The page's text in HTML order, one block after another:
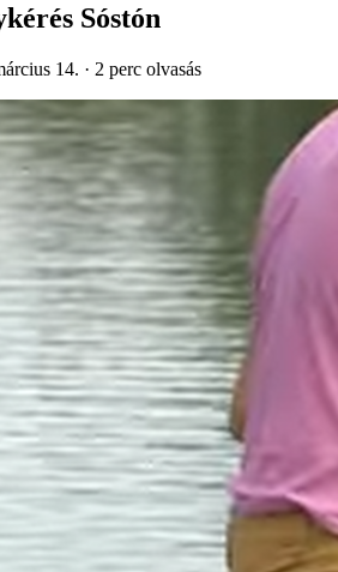
Sóstón
14. · 2 perc olvasás